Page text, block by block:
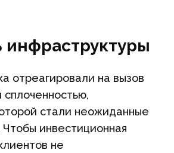
инфраструктуры
отреагировали на вызов
сплоченностью,
стали неожиданные
инвестиционная
не